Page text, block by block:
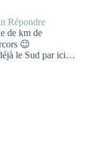
Répondre
de km de
😉
le Sud par ici…